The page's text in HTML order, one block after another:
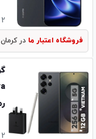
2 روز پیش
فروشگاه اعتبار ما در کرمان
2 روز پیش